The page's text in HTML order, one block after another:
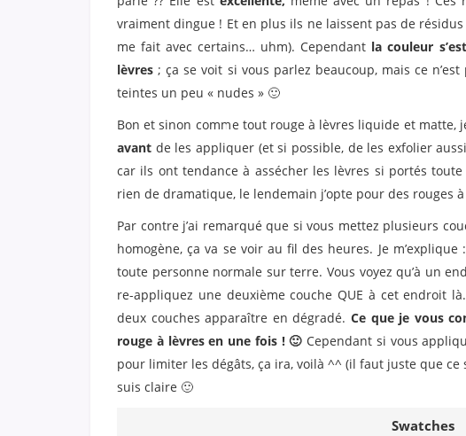
vraiment dingue ! Et en plus ils ne laissent pas de
me fait avec certains… uhm). Cependant la couleur
lèvres ; ça se voit si vous parlez beaucoup, mais ce
teintes un peu « nudes » 🙂
Bon et sinon comme tout rouge à lèvres liquide et matte,
avant de les appliquer (et si possible, de les exfolier
car ils ont tendance à assécher les lèvres si portés
rien de dramatique, le lendemain j’opte pour des rouges
Par contre j’ai remarqué que si vous mettez plusieurs
homogène, ça va se voir au fil des heures. Je
toute personne normale sur terre. Vous voyez qu’à un
re-appliquez une deuxième couche QUE à cet endroit
deux couches apparaître en dégradé. Ce que je vous
rouge à lèvres en une fois ! 🙂 Cependant si vous
pour limiter les dégâts, ça ira, voilà ^^ (il faut juste que ce
suis claire 🙂
Swatches